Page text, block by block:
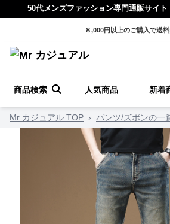
50代メンズファッション専門通販サイ
８,000円以上のご購入で送
商品検索 人気商品 新着
Mr カジュアル TOP › パンツ/ズボンの一